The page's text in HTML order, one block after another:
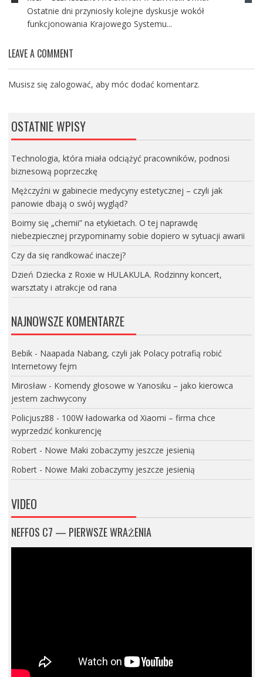
Ostatnie dni przyniosły kolejne dyskusje wokół
funkcjonowania Krajowego Systemu...
LEAVE A COMMENT
Musisz się zalogować, aby móc dodać komentarz.
OSTATNIE WPISY
Technologia, która miała odciążyć pracowników, podnosi
biznesową poprzeczkę
Mężczyźni w gabinecie medycyny estetycznej – czyli jak
panowie dbają o swój wygląd?
Boimy się „chemii” na etykietach. O tej naprawdę
niebezpiecznej przypominamy sobie dopiero w sytuacji awarii
Czy da się randkować inaczej?
Dzień Dziecka z Roxie w HULAKULA. Rodzinny koncert,
warsztaty i atrakcje od rana
NAJNOWSZE KOMENTARZE
Bebik- Naapada Nabang, czyli jak Polacy potrafią robić
Internetowy fejm
Mirosław- Komendy głosowe w Yanosiku – jako kierowca
jestem zachwycony
Policjusz88 - 100W ładowarka od Xiaomi – firma chce
wyprzedzić konkurencję
Robert- Nowe Maki zobaczymy jeszcze jesienią
Robert- Nowe Maki zobaczymy jeszcze jesienią
VIDEO
NEFFOS C7 — PIERWSZE WRAŻENIA